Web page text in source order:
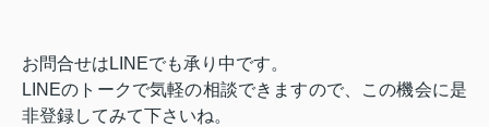
お問合せはLINEでも承り中です。
LINEのトークで気軽の相談できますので、この機会に是
非登録してみて下さいね。